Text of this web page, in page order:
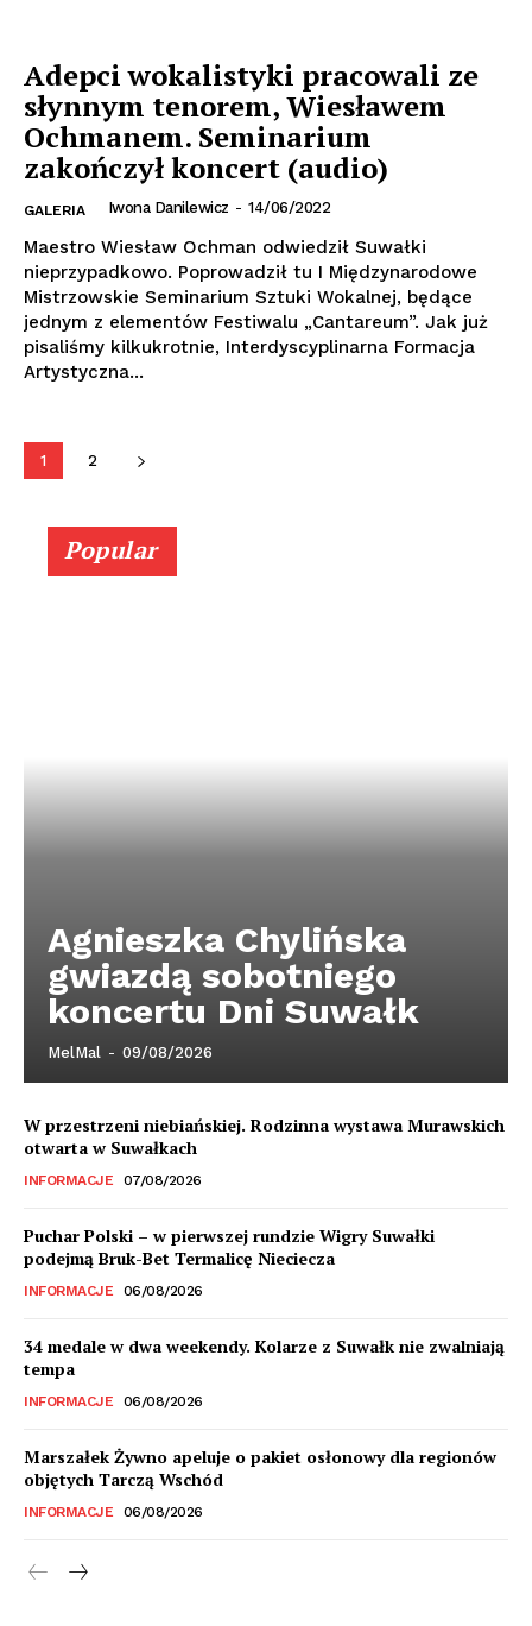
Adepci wokalistyki pracowali ze
słynnym tenorem, Wiesławem
Ochmanem. Seminarium
zakończył koncert (audio)
GALERIA Iwona Danilewicz - 14/06/2022
Maestro Wiesław Ochman odwiedził Suwałki
nieprzypadkowo. Poprowadził tu I Międzynarodowe
Mistrzowskie Seminarium Sztuki Wokalnej, będące
jednym z elementów Festiwalu „Cantareum”. Jak już
pisaliśmy kilkukrotnie, Interdyscyplinarna Formacja
Artystyczna...
1 2
Popular
Agnieszka Chylińska
gwiazdą sobotniego
koncertu Dni Suwałk
MelMal - 09/08/2026
W przestrzeni niebiańskiej. Rodzinna wystawa Murawskich
otwarta w Suwałkach
INFORMACJE 07/08/2026
Puchar Polski – w pierwszej rundzie Wigry Suwałki
podejmą Bruk-Bet Termalicę Nieciecza
INFORMACJE 06/08/2026
34 medale w dwa weekendy. Kolarze z Suwałk nie zwalniają
tempa
INFORMACJE 06/08/2026
Marszałek Żywno apeluje o pakiet osłonowy dla regionów
objętych Tarczą Wschód
INFORMACJE 06/08/2026